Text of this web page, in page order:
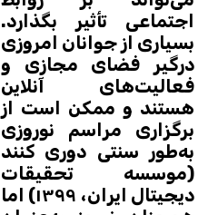
اجتماعی تأثیر بگذارد.
بسیاری از جوانان امروزی
درگیر فضای مجازی و
فعالیت‌های آنلاین
هستند و ممکن است از
برگزاری مراسم نوروزی
به‌طور سنتی دوری کنند
(موسسه تحقیقات
دیجیتال ایران، ۱۳۹۹) اما